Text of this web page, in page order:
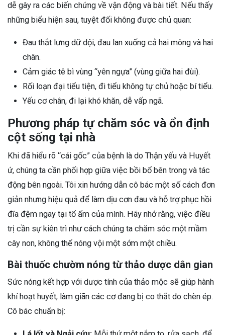
dễ gây ra các biến chứng về vận động và bài tiết. Nếu thấy
những biểu hiện sau, tuyệt đối không được chủ quan:
Đau thắt lưng dữ dội, đau lan xuống cả hai mông và hai
chân.
Cảm giác tê bì vùng “yên ngựa” (vùng giữa hai đùi).
Rối loạn đại tiểu tiện, đi tiểu không tự chủ hoặc bí tiểu.
Yếu cơ chân, đi lại khó khăn, dễ vấp ngã.
Phương pháp tự chăm sóc và ổn định
cột sống tại nhà
Khi đã hiểu rõ “cái gốc” của bệnh là do Thận yếu và Huyết
ứ, chúng ta cần phối hợp giữa việc bồi bổ bên trong và tác
động bên ngoài. Tôi xin hướng dẫn cô bác một số cách đơn
giản nhưng hiệu quả để làm dịu cơn đau và hỗ trợ phục hồi
đĩa đệm ngay tại tổ ấm của mình. Hãy nhớ rằng, việc điều
trị cần sự kiên trì như cách chúng ta chăm sóc một mầm
cây non, không thể nóng vội một sớm một chiều.
Bài thuốc chườm nóng từ thảo dược dân gian
Sức nóng kết hợp với dược tính của thảo mộc sẽ giúp hành
khí hoạt huyết, làm giãn các cơ đang bị co thắt do chèn ép.
Cô bác chuẩn bị: